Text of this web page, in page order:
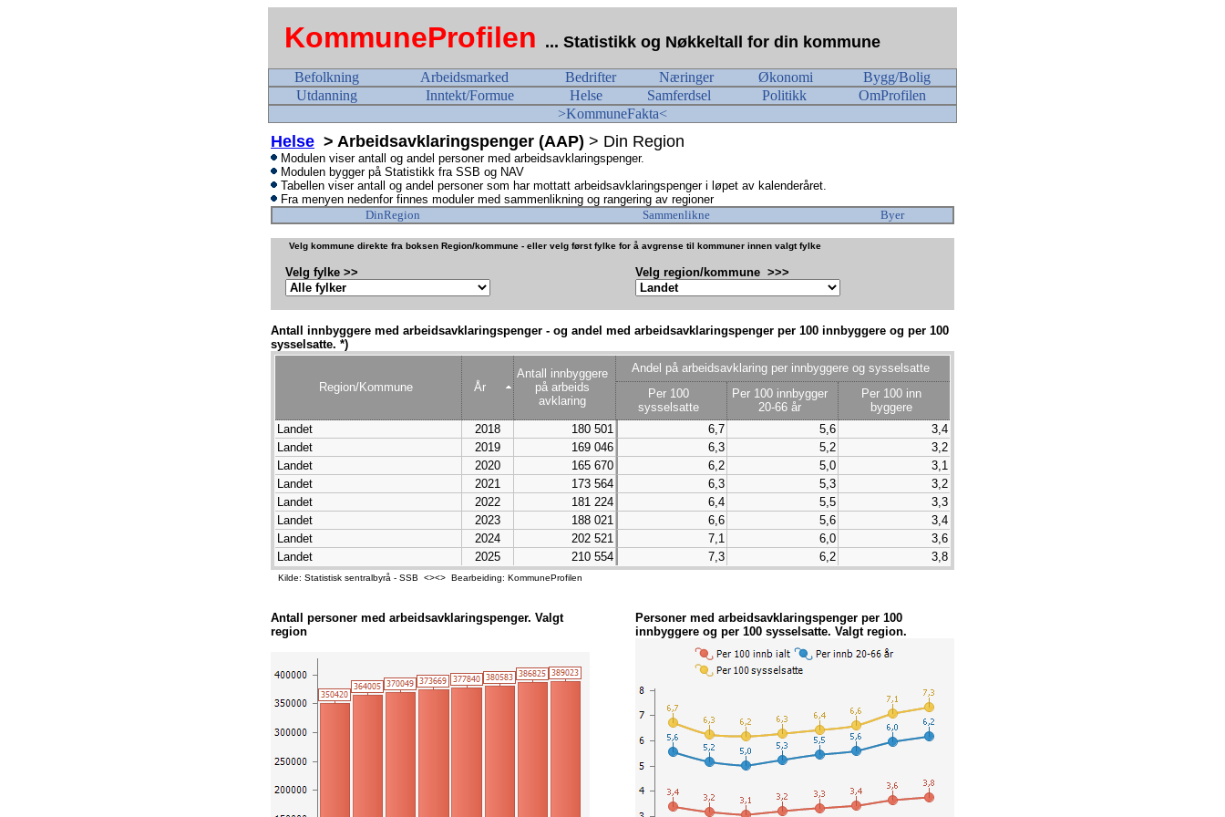
KommuneProfilen ... Statistikk og Nøkkeltall for din kommune
Befolkning Arbeidsmarked Bedrifter Næringer Økonomi
Bygg/Bolig
Utdanning
Inntekt/Formue Helse Samferdsel Politikk
OmProfilen
>KommuneFakta<
Helse > Arbeidsavklaringspenger (AAP) > Din Region
Modulen viser antall og andel personer med arbeidsavklaringspenger.
Modulen bygger på Statistikk fra SSB og NAV
Tabellen viser antall og andel personer som har mottatt arbeidsavklaringspenger i løpet av kalenderåret.
Fra menyen nedenfor finnes moduler med sammenlikning og rangering av regioner
DinRegion
Sammenlikne Byer
Velg kommune direkte fra boksen Region/kommune - eller velg først fylke for å avgrense til kommuner innen valgt fylke
Velg fylke >> Velg region/kommune >>>
Antall innbyggere med arbeidsavklaringspenger - og andel med arbeidsavklaringspenger per 100 innbyggere og per 100
sysselsatte. *)
Region/Kommune År
Antall innbyggere
på arbeids
avklaring
Andel på arbeidsavklaring per innbyggere og sysselsatte
Per 100
sysselsatte
Per 100 innbygger
20-66 år
Per 100 inn
byggere
Landet
2018 180 501 6,7 5,6
3,4
Landet
2019 169 046 6,3 5,2
3,2
Landet
2020 165 670 6,2 5,0
3,1
Landet
2021 173 564 6,3 5,3
3,2
Landet
2022 181 224 6,4 5,5
3,3
Landet
2023 188 021 6,6 5,6
3,4
Landet
2024 202 521 7,1 6,0
3,6
Landet
2025 210 554 7,3 6,2 3,8
Kilde: Statistisk sentralbyrå - SSB <><> Bearbeiding: KommuneProfilen
Antall personer med arbeidsavklaringspenger. Valgt
region
Personer med arbeidsavklaringspenger per 100
innbyggere og per 100 sysselsatte. Valgt region.